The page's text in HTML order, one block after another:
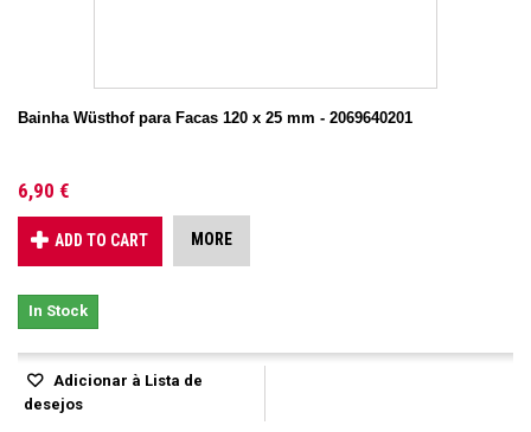
Bainha Wüsthof para Facas 120 x 25 mm - 2069640201
6,90 €
ADD TO CART MORE
In Stock
Adicionar à Lista de
desejos